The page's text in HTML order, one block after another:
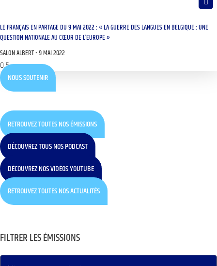
LE FRANÇAIS EN PARTAGE DU 9 MAI 2022 : « LA GUERRE DES LANGUES EN BELGIQUE : UNE
QUESTION NATIONALE AU CŒUR DE L’EUROPE »
SALON ALBERT 9 MAI 2022
NOUS SOUTENIR
RETROUVEZ TOUTES NOS ÉMISSIONS
DÉCOUVREZ TOUS NOS PODCAST
DÉCOUVREZ NOS VIDÉOS YOUTUBE
RETROUVEZ TOUTES NOS ACTUALITÉS
FILTRER LES ÉMISSIONS